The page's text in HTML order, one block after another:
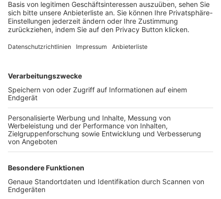
Login SpielPlus
FOLGE DEM BFV
TOP-VEREINE
TOP-PARTNER